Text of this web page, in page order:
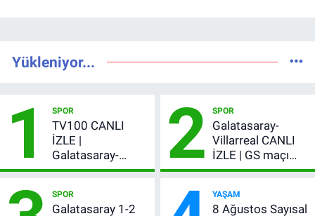
Yükleniyor...
1 SPOR
TV100 CANLI
İZLE |
Galatasaray-
Villarreal maçı
şifresiz canlı yayın
2 SPOR
Galatasaray-
Villarreal CANLI
İZLE | GS maçı
hangi kanalda,
SPOR
Galatasaray 1-2
YAŞAM
8 Ağustos Sayısal